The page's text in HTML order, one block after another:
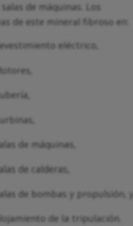
de máquinas. Los
de este mineral fibroso en:
eléctrico,
Tubería,
Turbinas,
de máquinas,
de calderas,
de bombas y propulsión, y
de la tripulación.